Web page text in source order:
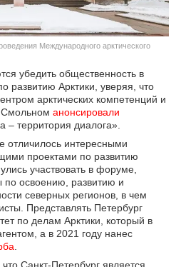
БИЗНЕС
И МОТО
Международного арктического
убедить общественность в
развитию Арктики, уверяя, что
арктических компетенций и
Смольном анонсировали
– территория диалога».
отличилось интересными
проектами по развитию
участвовать в форуме,
по освоению, развитию и
северных регионов, в чем
Представлять Петербург
по делам Арктики, который в
а в 2021 году нанес
.